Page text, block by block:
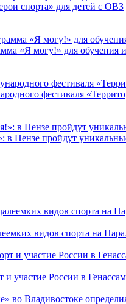
спорта» для детей с ОВЗ
«Я могу!» для
фестиваля
в Пензе пройдут
видов спорта на
и участие России в